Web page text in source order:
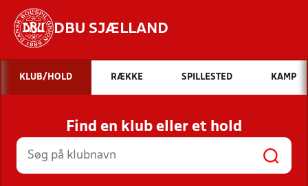
DBU SJÆLLAND
Hvad vil du søge efter?
INDHOLD OG NYHEDER
STILLINGER, RESULTATER, KLUBBER OG
HOLD
KLUB/HOLD RÆKKE SPILLESTED KAMP
Find en klub eller et hold